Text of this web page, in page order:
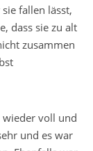
fallen lässt,
dass sie zu alt
zusammen
wieder voll und
und es war